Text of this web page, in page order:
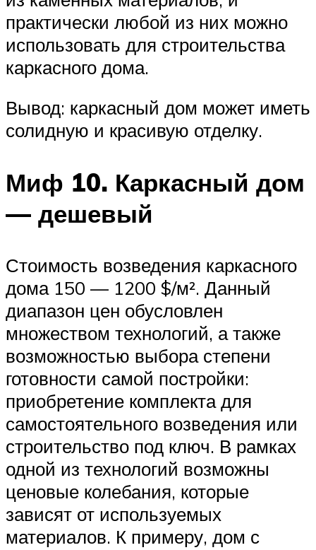
практически любой из них можно
использовать для строительства
каркасного дома.
Вывод: каркасный дом может иметь
солидную и красивую отделку.
Миф 10. Каркасный дом
— дешевый
Стоимость возведения каркасного
дома 150 — 1200 $/м². Данный
диапазон цен обусловлен
множеством технологий, а также
возможностью выбора степени
готовности самой постройки:
приобретение комплекта для
самостоятельного возведения или
строительство под ключ. В рамках
одной из технологий возможны
ценовые колебания, которые
зависят от используемых
материалов. К примеру, дом с